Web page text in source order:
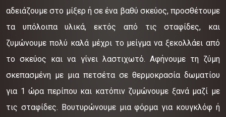
αδειάζουμε στο μίξερ ή σε ένα βαθύ σκεύος, προσθέτουμε
τα υπόλοιπα υλικά, εκτός από τις σταφίδες, και
ζυμώνουμε πολύ καλά μέχρι το μείγμα να ξεκολλάει από
το σκεύος και να γίνει λαστιχωτό. Αφήνουμε τη ζύμη
σκεπασμένη με μια πετσέτα σε θερμοκρασία δωματίου
για 1 ώρα περίπου και κατόπιν ζυμώνουμε ξανά μαζί με
τις σταφίδες. Βουτυρώνουμε μια φόρμα για κουγκλόφ ή